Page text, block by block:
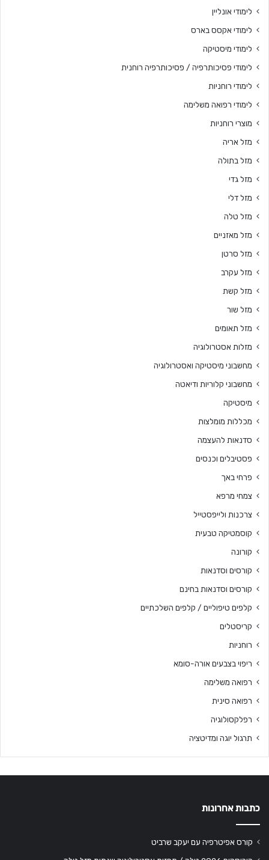
לימודי אונליין
לימודי אקסס בארס
לימודי מיסטיקה
לימודי פסיכותרפיה / פסיכותרפיה רוחנית
לימודי רוחניות
לימודי רפואה משלימה
מוצרי רוחניות
מזל אריה
מזל בתולה
מזל גדי
מזל דלי
מזל טלה
מזל מאזניים
מזל סרטן
מזל עקרב
מזל קשת
מזל שור
מזל תאומים
מזלות אסטרולוגיה
מחשבוני מיסטיקה ואסטרולוגיה
מחשבוני קלוריות ודיאטה
מיסטיקה
מכללות מומלצות
סדנאות להעצמה
פסטיבלים וכנסים
פרחי באך
צמחי מרפא
צרכנות ולייפסטייל
קוסמטיקה טבעית
קורונה
קורסים וסדנאות
קורסים וסדנאות בחינם
קלפים טיפוליים / קלפים השלכתיים
קריסטלים
רוחניות
ריפוי בצבעים אורה-סומא
רפואה משלימה
רפואה סינית
רפלקסולוגיה
תרגול יוגה ומדיטציה
כתבות אחרונות
קורס אפיטרפיה עם יעקב שרביט